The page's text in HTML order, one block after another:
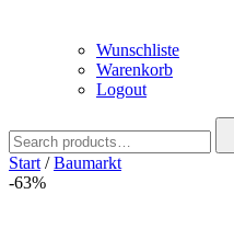
Wunschliste
Warenkorb
Logout
for:
Start /Baumarkt
-63%